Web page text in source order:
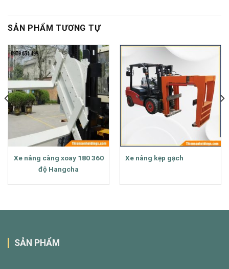
SẢN PHẨM TƯƠNG TỰ
Xe nâng càng xoay 180 360
độ Hangcha
Xe nâng kẹp gạch
SẢN PHẨM